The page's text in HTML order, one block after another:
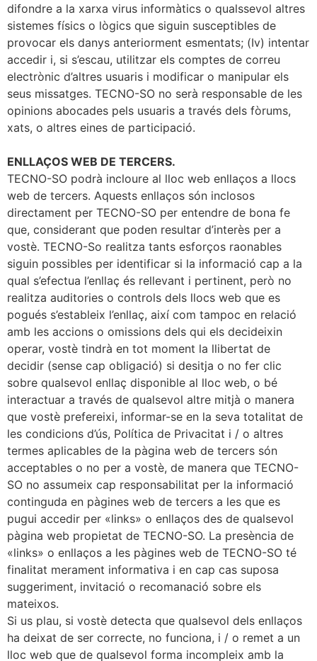
difondre a la xarxa virus informàtics o qualssevol altres
sistemes físics o lògics que siguin susceptibles de
provocar els danys anteriorment esmentats; (Iv) intentar
accedir i, si s’escau, utilitzar els comptes de correu
electrònic d’altres usuaris i modificar o manipular els
seus missatges. TECNO-SO no serà responsable de les
opinions abocades pels usuaris a través dels fòrums,
xats, o altres eines de participació.
ENLLAÇOS WEB DE TERCERS.
TECNO-SO podrà incloure al lloc web enllaços a llocs
web de tercers. Aquests enllaços són inclosos
directament per TECNO-SO per entendre de bona fe
que, considerant que poden resultar d’interès per a
vostè. TECNO-So realitza tants esforços raonables
siguin possibles per identificar si la informació cap a la
qual s’efectua l’enllaç és rellevant i pertinent, però no
realitza auditories o controls dels llocs web que es
pogués s’estableix l’enllaç, així com tampoc en relació
amb les accions o omissions dels qui els decideixin
operar, vostè tindrà en tot moment la llibertat de
decidir (sense cap obligació) si desitja o no fer clic
sobre qualsevol enllaç disponible al lloc web, o bé
interactuar a través de qualsevol altre mitjà o manera
que vostè prefereixi, informar-se en la seva totalitat de
les condicions d’ús, Política de Privacitat i / o altres
termes aplicables de la pàgina web de tercers són
acceptables o no per a vostè, de manera que TECNO-
SO no assumeix cap responsabilitat per la informació
continguda en pàgines web de tercers a les que es
pugui accedir per «links» o enllaços des de qualsevol
pàgina web propietat de TECNO-SO. La presència de
«links» o enllaços a les pàgines web de TECNO-SO té
finalitat merament informativa i en cap cas suposa
suggeriment, invitació o recomanació sobre els
mateixos.
Si us plau, si vostè detecta que qualsevol dels enllaços
ha deixat de ser correcte, no funciona, i / o remet a un
lloc web que de qualsevol forma incompleix amb la